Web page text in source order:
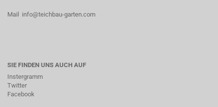
Mail info@teichbau-garten.com
SIE FINDEN UNS AUCH AUF
Instergramm
Twitter
Facebook